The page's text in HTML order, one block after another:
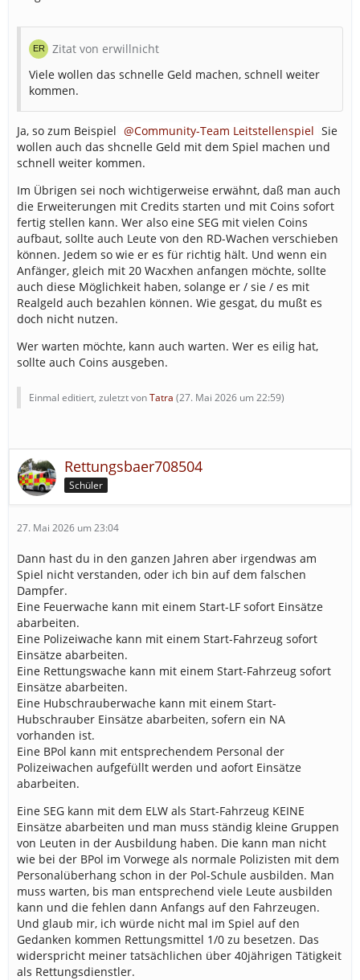
Zitat von erwillnicht
Viele wollen das schnelle Geld machen, schnell weiter
kommen.
Ja, so zum Beispiel Community-Team Leitstellenspiel Sie
wollen auch das shcnelle Geld mit dem Spiel machen und
schnell weiter kommen.
Im Übrigen sei noch wichtigerweise erwähnt, daß man auch
die Erweiterungen mit Credits starten und mit Coins sofort
fertig stellen kann. Wer also eine SEG mit vielen Coins
aufbaut, sollte auch Leute von den RD-Wachen verschieben
können. Jedem so wie er es für richtig hält. Und wenn ein
Anfänger, gleich mit 20 Wacxhen anfangen möchte, sollte
auch diese Möglichkeit haben, solange er / sie / es mit
Realgeld auch bezahlen können. Wie gesgat, du mußt es
doch nicht nutzen.
Wer warten möchte, kann auch warten. Wer es eilig hat,
sollte auch Coins ausgeben.
Einmal editiert, zuletzt vonTatra (27. Mai 2026 um 22:59)
Rettungsbaer708504
Schüler
27. Mai 2026 um 23:04
Dann hast du in den ganzen Jahren aber irgendwas am
Spiel nicht verstanden, oder ich bin auf dem falschen
Dampfer.
Eine Feuerwache kann mit einem Start-LF sofort Einsätze
abarbeiten.
Eine Polizeiwache kann mit einem Start-Fahrzeug sofort
Einsätze abarbeiten.
Eine Rettungswache kann mit einem Start-Fahrzeug sofort
Einsätze abarbeiten.
Eine Hubschrauberwache kann mit einem Start-
Hubschrauber Einsätze abarbeiten, sofern ein NA
vorhanden ist.
Eine BPol kann mit entsprechendem Personal der
Polizeiwachen aufgefüllt werden und aofort Einsätze
abarbeiten.
Eine SEG kann mit dem ELW als Start-Fahrzeug KEINE
Einsätze abarbeiten und man muss ständig kleine Gruppen
von Leuten in der Ausbildung haben. Die kann man nicht
wie bei der BPol im Vorwege als normale Polizisten mit dem
Personalüberhang schon in der Pol-Schule ausbilden. Man
muss warten, bis man entsprechend viele Leute ausbilden
kann und die fehlen dann Anfangs auf den Fahrzeugen.
Und glaub mir, ich würde nicht mal im Spiel auf den
Gedanken kommen Rettungsmittel 1/0 zu besetzen. Das
widerspricht meiner tatsächlichen über 40jährigen Tätigkeit
als Rettungsdienstler.